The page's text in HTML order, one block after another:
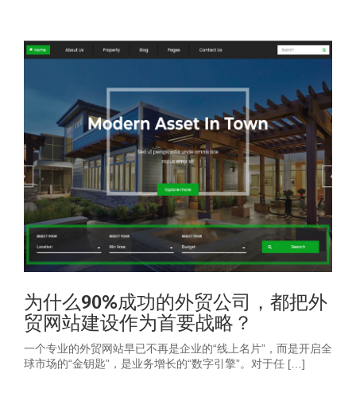
为什么90%成功的外贸公司，都把外
贸网站建设作为首要战略？
一个专业的外贸网站早已不再是企业的“线上名片”，而是开启全
球市场的“金钥匙”，是业务增长的“数字引擎”。对于任 […]